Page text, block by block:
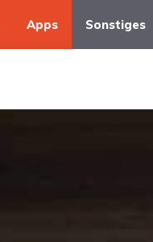
Apps Sonstiges